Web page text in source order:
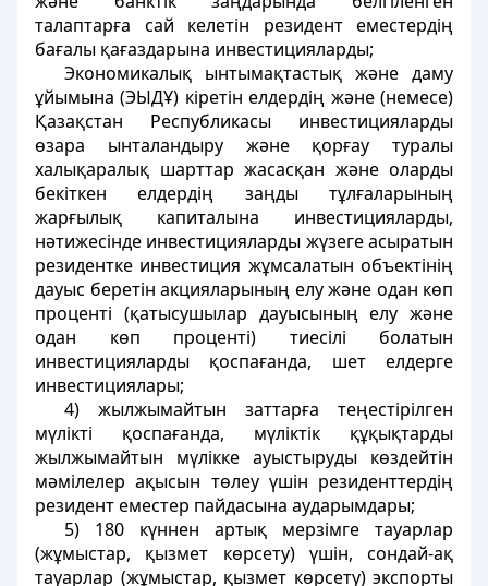
талаптарға сай келетін резидент еместердің
бағалы қағаздарына инвестицияларды;
Экономикалық ынтымақтастық және даму
ұйымына (ЭЫДҰ) кіретін елдердің және (немесе)
Қазақстан Республикасы инвестицияларды
өзара ынталандыру және қорғау туралы
халықаралық шарттар жасасқан және оларды
бекіткен елдердің заңды тұлғаларының
жарғылық капиталына инвестицияларды,
нәтижесінде инвестицияларды жүзеге асыратын
резидентке инвестиция жұмсалатын объектінің
дауыс беретін акцияларының елу және одан көп
проценті (қатысушылар дауысының елу және
одан көп проценті) тиесілі болатын
инвестицияларды қоспағанда, шет елдерге
инвестициялары;
4) жылжымайтын заттарға теңестірілген
мүлікті қоспағанда, мүліктік құқықтарды
жылжымайтын мүлікке ауыстыруды көздейтін
мәмілелер ақысын төлеу үшін резиденттердің
резидент еместер пайдасына аударымдары;
5) 180 күннен артық мерзімге тауарлар
(жұмыстар, қызмет көрсету) үшін, сондай-ақ
тауарлар (жұмыстар, қызмет көрсету) экспорты